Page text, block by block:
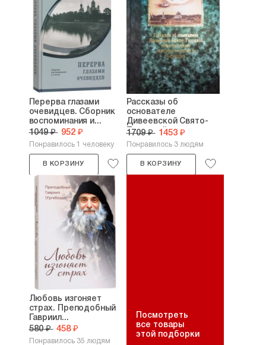
Перерва глазами
очевидцев. Сборник
воспоминания и...
1049 ₽ 952 ₽
Понравилось 1 человеку
В КОРЗИНУ
Рассказы об
основателе
Дивеевской Свято-
Троицкой...
1709 ₽ 1453 ₽
Понравилось 3 людям
В КОРЗИНУ
Любовь изгоняет
страх. Преподобный
Гавриил...
580 ₽ 458 ₽
Понравилось 35 людям
Посмотреть
все товары
этой подборки